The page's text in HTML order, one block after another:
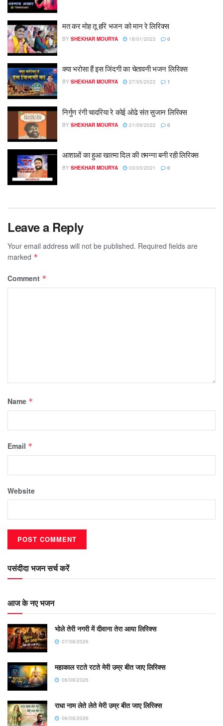
मत कर मोह तू हरि भजन को मान रे लिरिक्स
BY SHEKHAR MOURYA 18/01/2023 0
क्या भरोसा हैं इस जिंदगी का चेतावनी भजन लिरिक्स
BY SHEKHAR MOURYA 27/05/2022 1
निर्गुण रंगी चादरिया रे कोई ओढे संत सुजान लिरिक्स
BY SHEKHAR MOURYA 21/09/2022 0
आशाओं का हुआ खात्मा दिल की तमन्ना बनी रही लिरिक्स
BY SHEKHAR MOURYA 03/03/2021 0
Leave a Reply
Your email address will not be published. Required fields are
marked *
Comment *
Name *
Email *
Website
पसंदीदा भजन सर्च करें
आज के नए भजन
भोले तेरी नगरी में दीवाना तेरा आया लिरिक्स
07/08/2026
महाकाल रटते रटते मेरी उम्र बीत जाए लिरिक्स
06/08/2026
राधा नाम लेते लेते मेरी उम्र बीत जाए लिरिक्स
06/08/2026